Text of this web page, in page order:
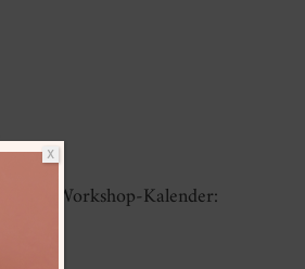
Workshop-Kalender:
X